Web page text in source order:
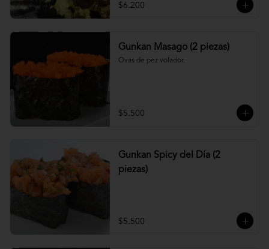
$6.200
Gunkan Masago (2 piezas)
Ovas de pez volador.
$5.500
Gunkan Spicy del Día (2
piezas)
$5.500